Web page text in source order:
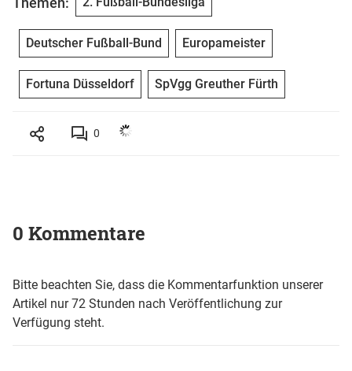
Deutscher Fußball-Bund Europameister
Fortuna Düsseldorf SpVgg Greuther Fürth
0
0 Kommentare
Bitte beachten Sie, dass die Kommentarfunktion unserer
Artikel nur 72 Stunden nach Veröffentlichung zur
Verfügung steht.